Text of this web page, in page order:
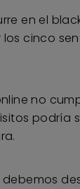
en el
cinco
no
podría